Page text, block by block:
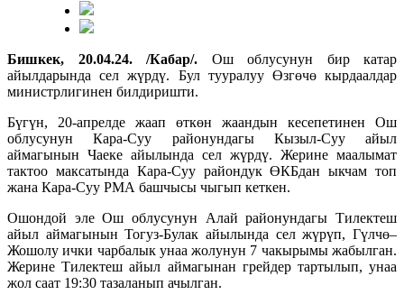
Бишкек, 20.04.24. /Кабар/. Ош облусунун бир катар
айылдарында сел жүрдү. Бул тууралуу Өзгөчө кырдаалдар
министрлигинен билдиришти.
Бүгүн, 20-апрелде жаап өткөн жаандын кесепетинен Ош
облусунун Кара-Суу районундагы Кызыл-Суу айыл
аймагынын Чаеке айылында сел жүрдү. Жерине маалымат
тактоо максатында Кара-Суу райондук ӨКБдан ыкчам топ
жана Кара-Суу РМА башчысы чыгып кеткен.
Ошондой эле Ош облусунун Алай районундагы Тилектеш
айыл аймагынын Тогуз-Булак айылында сел жүрүп, Гүлчө–
Жошолу ички чарбалык унаа жолунун 7 чакырымы жабылган.
Жерине Тилектеш айыл аймагынан грейдер тартылып, унаа
жол саат 19:30 тазаланып ачылган.